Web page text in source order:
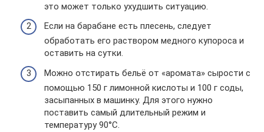
это может только ухудшить ситуацию.
Если на барабане есть плесень, следует
обработать его раствором медного купороса и
оставить на сутки.
Можно отстирать бельё от «аромата» сырости с
помощью 150 г лимонной кислоты и 100 г соды,
засыпанных в машинку. Для этого нужно
поставить самый длительный режим и
температуру 90°C.